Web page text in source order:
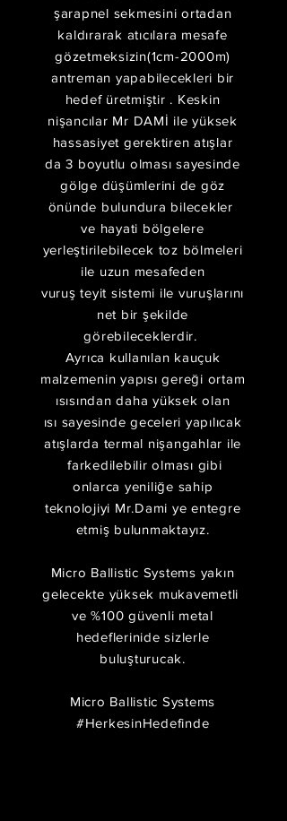
şarapnel sekmesini ortadan
kaldırarak atıcılara mesafe
gözetmeksizin(1cm-2000m)
antreman yapabilecekleri bir
hedef üretmiştir . Keskin
nişancılar Mr DAMİ ile yüksek
hassasiyet gerektiren atışlar
da 3 boyutlu olması sayesinde
gölge düşümlerini de göz
önünde bulundura bilecekler
ve hayati bölgelere
yerleştirilebilecek toz bölmeleri
ile uzun mesafeden
vuruşteyit sistemi ile vuruşlarını
net bir şekilde
görebileceklerdir.
Ayrıca kullanılan kauçuk
malzemenin yapısı gereği ortam
ısısından daha yüksek olan
ısı sayesinde geceleri yapılıcak
atışlarda termal nişangahlar ile
farkedilebilir olması gibi
onlarca yeniliğe sahip
teknolojiyi Mr.Dami ye entegre
etmiş bulunmaktayız.
Micro Ballistic Systems yakın
gelecekte yüksek mukavemetli
ve %100 güvenli metal
hedeflerinide sizlerle
buluşturucak.
Micro Ballistic Systems
#HerkesinHedefinde